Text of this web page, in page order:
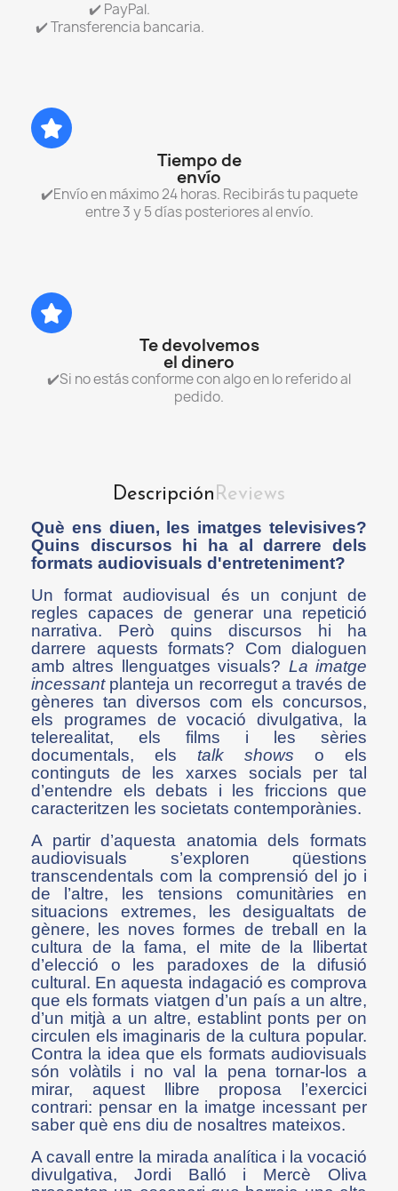
✔️ PayPal.
✔️ Transferencia bancaria.
Tiempo de
envío
✔️Envío en máximo 24 horas. Recibirás tu paquete
entre 3 y 5 días posteriores al envío.
Te devolvemos
el dinero
✔️Si no estás conforme con algo en lo referido al
pedido.
DescripciónReviews
Què ens diuen, les imatges televisives?
Quins discursos hi ha al darrere dels
formats audiovisuals d'entreteniment?
Un format audiovisual és un conjunt de
regles capaces de generar una repetició
narrativa. Però quins discursos hi ha
darrere aquests formats? Com dialoguen
amb altres llenguatges visuals? La imatge
incessantplanteja un recorregut a través de
gèneres tan diversos com els concursos,
els programes de vocació divulgativa, la
telerealitat, els films i les sèries
documentals, els talk shows o els
continguts de les xarxes socials per tal
d’entendre els debats i les friccions que
caracteritzen les societats contemporànies.
A partir d’aquesta anatomia dels formats
audiovisuals s’exploren qüestions
transcendentals com la comprensió del jo i
de l’altre, les tensions comunitàries en
situacions extremes, les desigualtats de
gènere, les noves formes de treball en la
cultura de la fama, el mite de la llibertat
d’elecció o les paradoxes de la difusió
cultural. En aquesta indagació es comprova
que els formats viatgen d’un país a un altre,
d’un mitjà a un altre, establint ponts per on
circulen els imaginaris de la cultura popular.
Contra la idea que els formats audiovisuals
són volàtils i no val la pena tornar-los a
mirar, aquest llibre proposa l’exercici
contrari: pensar en la imatge incessant per
saber què ens diu de nosaltres mateixos.
A cavall entre la mirada analítica i la vocació
divulgativa, Jordi Balló i Mercè Oliva